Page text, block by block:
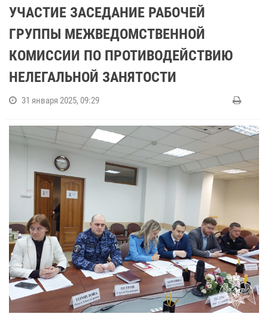
УЧАСТИЕ ЗАСЕДАНИЕ РАБОЧЕЙ
ГРУППЫ МЕЖВЕДОМСТВЕННОЙ
КОМИССИИ ПО ПРОТИВОДЕЙСТВИЮ
НЕЛЕГАЛЬНОЙ ЗАНЯТОСТИ
31 января 2025, 09:29